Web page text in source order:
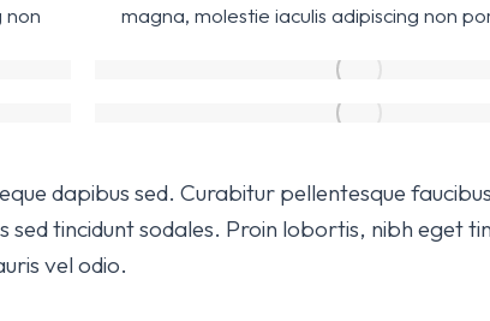
non
magna, molestie iaculis adipiscing non
dapibus sed. Curabitur pellentesque
tincidunt sodales. Proin lobortis, nibh eget
vel odio.